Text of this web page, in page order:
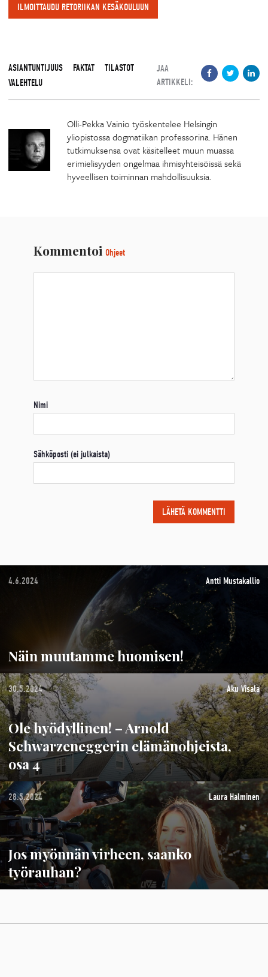
ILMOITTAUDU RETORIIKAN KESÄKOULUUN
ASIANTUNTIJUUS FAKTAT
TILASTOT
VALEHTELU
JAA
ARTIKKELI:
Olli-Pekka Vainio työskentelee Helsingin
yliopistossa dogmatiikan professorina. Hänen
tutkimuksensa ovat käsitelleet muun muassa
erimielisyyden ongelmaa ihmisyhteisöissä sekä
hyveellisen toiminnan mahdollisuuksia.
Kommentoi Ohjeet
Nimi
Sähköposti (ei julkaista)
4.6.2024 Antti Mustakallio
Näin muutamme huomisen!
30.5.2024 Aku Visala
Ole hyödyllinen! – Arnold
Schwarzeneggerin elämänohjeista,
osa 4
28.5.2024 Laura Halminen
Jos myönnän virheen, saanko
työrauhan?